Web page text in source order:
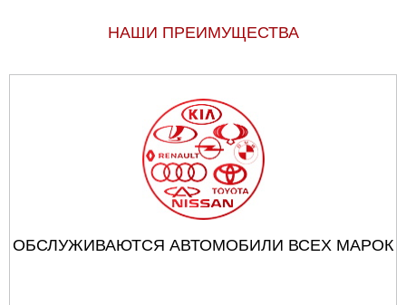
НАШИ ПРЕИМУЩЕСТВА
ОБСЛУЖИВАЮТСЯ АВТОМОБИЛИ ВСЕХ МАРОК